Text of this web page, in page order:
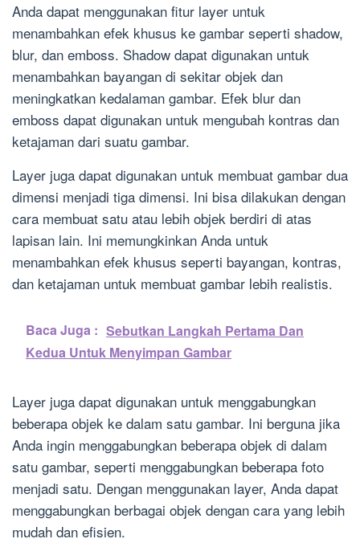
Anda dapat menggunakan fitur layer untuk
menambahkan efek khusus ke gambar seperti shadow,
blur, dan emboss. Shadow dapat digunakan untuk
menambahkan bayangan di sekitar objek dan
meningkatkan kedalaman gambar. Efek blur dan
emboss dapat digunakan untuk mengubah kontras dan
ketajaman dari suatu gambar.
Layer juga dapat digunakan untuk membuat gambar dua
dimensi menjadi tiga dimensi. Ini bisa dilakukan dengan
cara membuat satu atau lebih objek berdiri di atas
lapisan lain. Ini memungkinkan Anda untuk
menambahkan efek khusus seperti bayangan, kontras,
dan ketajaman untuk membuat gambar lebih realistis.
Baca Juga : Sebutkan Langkah Pertama Dan
Kedua Untuk Menyimpan Gambar
Layer juga dapat digunakan untuk menggabungkan
beberapa objek ke dalam satu gambar. Ini berguna jika
Anda ingin menggabungkan beberapa objek di dalam
satu gambar, seperti menggabungkan beberapa foto
menjadi satu. Dengan menggunakan layer, Anda dapat
menggabungkan berbagai objek dengan cara yang lebih
mudah dan efisien.